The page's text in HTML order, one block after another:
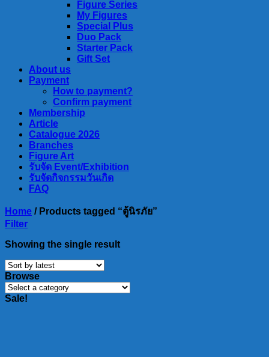
Figure Series
My Figures
Special Plus
Duo Pack
Starter Pack
Gift Set
About us
Payment
How to payment?
Confirm payment
Membership
Article
Catalogue 2026
Branches
Figure Art
รับจัด Event/Exhibition
รับจัดกิจกรรมวันเกิด
FAQ
Home /Products tagged “ตู้นิรภัย”
Filter
Showing the single result
Browse
Sale!